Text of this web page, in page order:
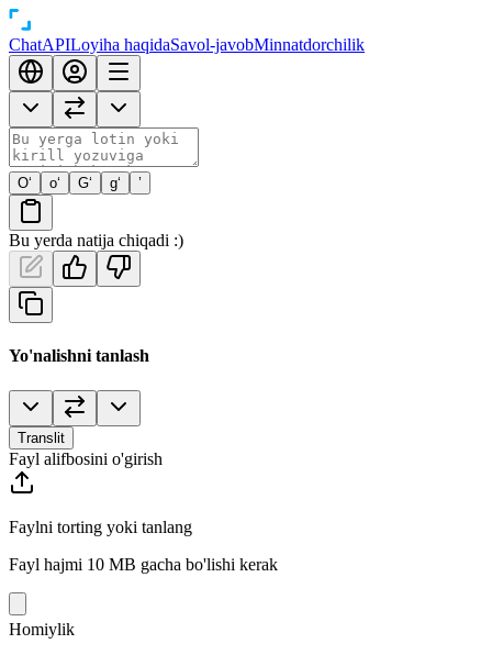
ChatAPILoyiha haqidaSavol-javobMinnatdorchilik
O‘ o‘ G‘ g‘ ’
Bu yerda natija chiqadi :)
Yo'nalishni tanlash
Translit
Fayl alifbosini o'girish
Faylni torting yoki tanlang
Fayl hajmi 10 MB gacha bo'lishi kerak
Homiylik